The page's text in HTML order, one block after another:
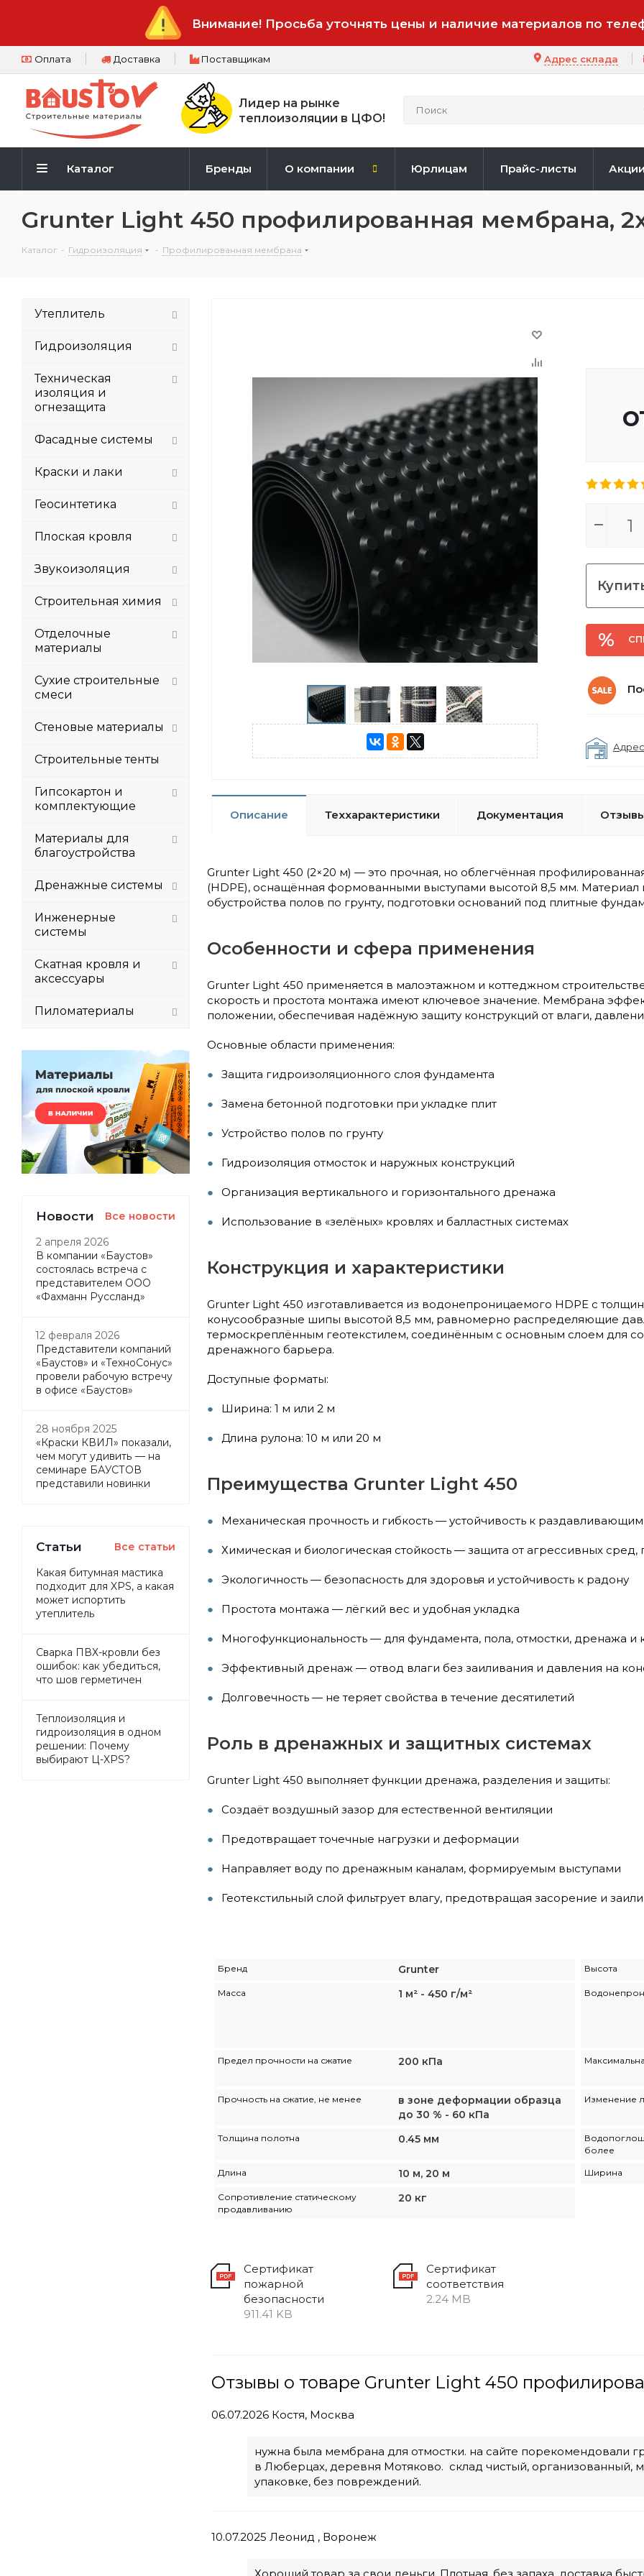
Внимание! Просьба уточнять цены и наличие материалов по
Оплата Доставка Поставщикам Адрес склада
Лидер на рынке
теплоизоляции в ЦФО!
Каталог Бренды О компании Юрлицам Прайс-листы Акции
Grunter Light 450 профилированная мембрана,
Каталог - Гидроизоляция - Профилированная мембрана
Описание Теххарактеристики Документация
Grunter Light 450 (2×20 м) — это прочная, но облегчённая
(HDPE), оснащённая формованными выступами высотой 8,5 мм. Материал
обустройства полов по грунту, подготовки оснований под плитные
Особенности и сфера применения
Grunter Light 450 применяется в малоэтажном и коттеджном
скорость и простота монтажа имеют ключевое значение. Мембрана
положении, обеспечивая надёжную защиту конструкций от влаги,
Основные области применения:
Защита гидроизоляционного слоя фундамента
Замена бетонной подготовки при укладке плит
Устройство полов по грунту
Гидроизоляция отмосток и наружных конструкций
Организация вертикального и горизонтального дренажа
Использование в «зелёных» кровлях и балластных системах
Конструкция и характеристики
Grunter Light 450 изготавливается из водонепроницаемого HDPE с
конусообразные шипы высотой 8,5 мм, равномерно распределяющие
термоскреплённым геотекстилем, соединённым с основным слоем для
дренажного барьера.
Доступные форматы:
Ширина: 1 м или 2 м
Длина рулона: 10 м или 20 м
Преимущества Grunter Light 450
Механическая прочность и гибкость — устойчивость к
Химическая и биологическая стойкость — защита от агрессивных сред,
Экологичность — безопасность для здоровья и устойчивость к радону
Простота монтажа — лёгкий вес и удобная укладка
Многофункциональность — для фундамента, пола, отмостки, дренажа и
Эффективный дренаж — отвод влаги без заиливания и давления на
Долговечность — не теряет свойства в течение десятилетий
Роль в дренажных и защитных системах
Grunter Light 450 выполняет функции дренажа, разделения и защиты:
Создаёт воздушный зазор для естественной вентиляции
Предотвращает точечные нагрузки и деформации
Направляет воду по дренажным каналам, формируемым выступами
Геотекстильный слой фильтрует влагу, предотвращая засорение и
Бренд Grunter Высота
Масса 1 м² - 450 г/м²
Предел прочности на сжатие 200 кПа
Прочность на сжатие, не менее
в зоне деформации образца
до 30 % - 60 кПа
Изменение
Толщина полотна 0.45 мм
более
Длина 10 м, 20 м Ширина
Сопротивление статическому
продавливанию
20 кг
Сертификат
пожарной
безопасности
911.41 KB
Сертификат
соответствия
2.24 MB
Отзывы о товаре Grunter Light 450
06.07.2026 Костя, Москва
нужна была мембрана для отмостки. на сайте порекомендовали
в Люберцах, деревня Мотяково. склад чистый, организованный,
упаковке, без повреждений.
10.07.2025 Леонид , Воронеж
Утеплитель
Гидроизоляция
Техническая
изоляция и
огнезащита
Фасадные системы
Краски и лаки
Геосинтетика
Плоская кровля
Звукоизоляция
Строительная химия
Отделочные
материалы
Сухие строительные
смеси
Стеновые материалы
Строительные тенты
Гипсокартон и
комплектующие
Материалы для
благоустройства
Дренажные системы
Инженерные
системы
Скатная кровля и
аксессуары
Пиломатериалы
Новости Все новости
2 апреля 2026
В компании «Баустов»
состоялась встреча с
представителем ООО
«Фахманн Руссланд»
12 февраля 2026
Представители компаний
«Баустов» и «ТехноСонус»
провели рабочую встречу
в офисе «Баустов»
28 ноября 2025
«Краски КВИЛ» показали,
чем могут удивить — на
семинаре БАУСТОВ
представили новинки
Статьи Все статьи
Какая битумная мастика
подходит для XPS, а какая
может испортить
утеплитель
Сварка ПВХ-кровли без
ошибок: как убедиться,
что шов герметичен
Теплоизоляция и
гидроизоляция в одном
решении: Почему
выбирают Ц-XPS?